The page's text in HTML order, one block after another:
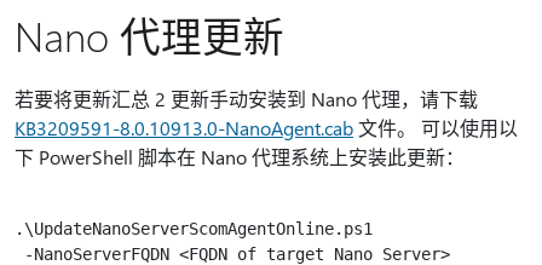
Nano 代理更新
若要将更新汇总 2 更新手动安装到 Nano 代理，请下载
KB3209591-8.0.10913.0-NanoAgent.cab文件。 可以使用以
下 PowerShell 脚本在 Nano 代理系统上安装此更新：
.\UpdateNanoServerScomAgentOnline.ps1
-NanoServerFQDN <FQDN of target Nano Server>